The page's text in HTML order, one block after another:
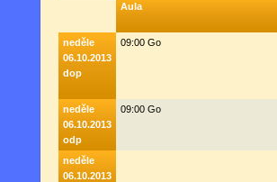
Aula
neděle
06.10.2013
dop
09:00 Go
neděle
06.10.2013
odp
09:00 Go
neděle
06.10.2013